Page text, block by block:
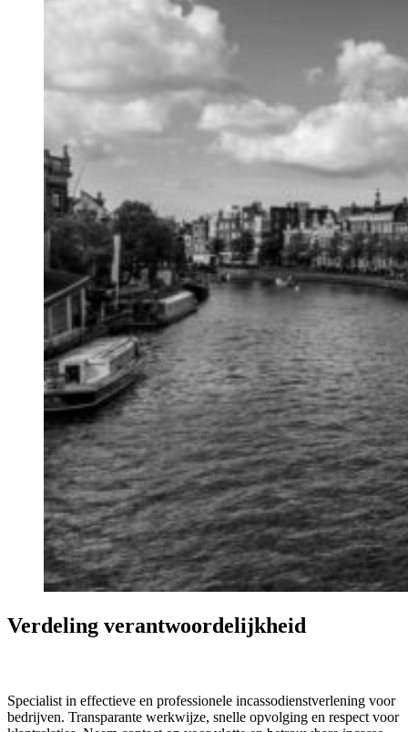
Verdeling verantwoordelijkheid
Specialist in effectieve en professionele incassodienstverlening voor
bedrijven. Transparante werkwijze, snelle opvolging en respect voor